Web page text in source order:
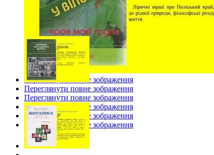
Переглянути повне зображення
Переглянути повне зображення
Переглянути повне зображення
Переглянути повне зображення
Переглянути повне зображення
Переглянути повне зображення